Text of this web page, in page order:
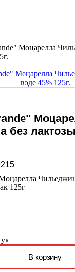
Моцарелла
без
125г.